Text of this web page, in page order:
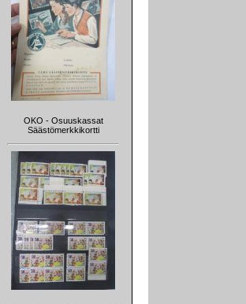
OKO - Osuuskassat
Säästömerkkikortti